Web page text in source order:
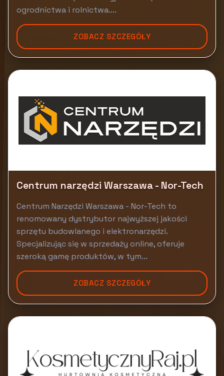
ogrodnictwa i rolnictwa....
ZOBACZ SZCZEGÓŁY
Centrum narzędzi Warszawa - Nor-Tech
Centrum Narzędzi Warszawa - Nor-Tech to
renomowany dystrybutor najwyższej jakości
sprzętu budowlanego i elektronarzędzi.
Specjalizując się w sprzedaży online, oferuje
szeroką gamę produktów, w tym...
ZOBACZ SZCZEGÓŁY